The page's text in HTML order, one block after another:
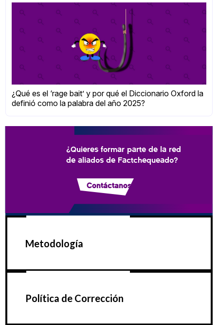
¿Qué es el ‘rage bait’ y por qué el Diccionario Oxford la
definió como la palabra del año 2025?
¿Quieres formar parte de la red
de aliados de Factchequeado?
Contáctanos
Metodología
Política de Corrección